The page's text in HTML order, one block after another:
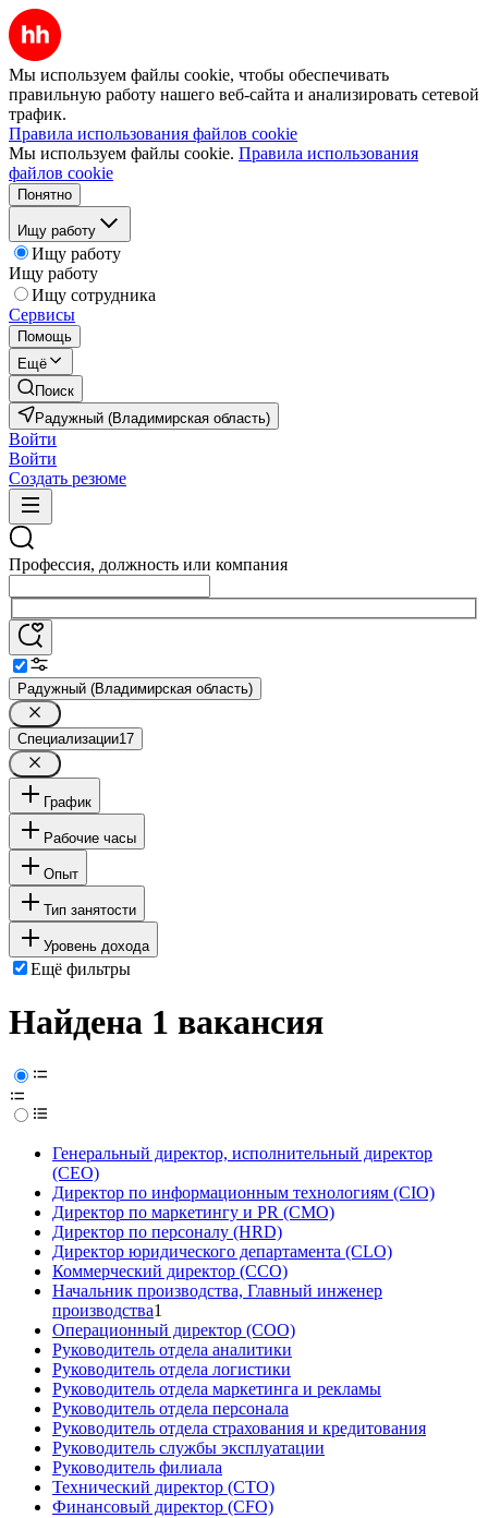
Мы используем файлы cookie, чтобы обеспечивать
правильную работу нашего веб-сайта и анализировать сетевой
трафик.
Правила использования файлов cookie
Мы используем файлы cookie. Правила использования
файлов cookie
Понятно
Ищу работу
Ищу работу
Ищу работу
Ищу сотрудника
Сервисы
Помощь
Ещё
Поиск
Радужный (Владимирская область)
Войти
Войти
Создать резюме
Профессия, должность или компания
Радужный (Владимирская область)
Специализации17
График
Рабочие часы
Опыт
Тип занятости
Уровень дохода
Ещё фильтры
Найдена 1 вакансия
Генеральный директор, исполнительный директор
(CEO)
Директор по информационным технологиям (CIO)
Директор по маркетингу и PR (CMO)
Директор по персоналу (HRD)
Директор юридического департамента (CLO)
Коммерческий директор (CCO)
Начальник производства, Главный инженер
производства1
Операционный директор (COO)
Руководитель отдела аналитики
Руководитель отдела логистики
Руководитель отдела маркетинга и рекламы
Руководитель отдела персонала
Руководитель отдела страхования и кредитования
Руководитель службы эксплуатации
Руководитель филиала
Технический директор (CTO)
Финансовый директор (CFO)